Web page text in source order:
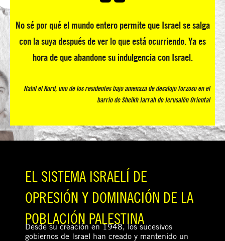
No sé por qué el mundo entero permite que Israel se salga
con la suya después de ver lo que está ocurriendo. Ya es
hora de que abandone su indulgencia con Israel.
Nabil el Kurd, uno de los residentes bajo amenaza de desalojo forzoso en el
barrio de Sheikh Jarrah de Jerusalén Oriental
EL SISTEMA ISRAELÍ DE
OPRESIÓN Y DOMINACIÓN DE LA
POBLACIÓN PALESTINA
Desde su creación en 1948, los sucesivos
gobiernos de Israel han creado y mantenido un